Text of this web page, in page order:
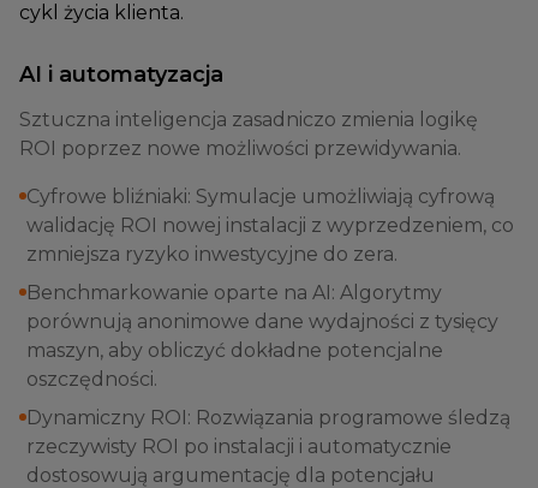
cykl życia klienta.
AI i automatyzacja
Sztuczna inteligencja zasadniczo zmienia logikę
ROI poprzez nowe możliwości przewidywania.
Cyfrowe bliźniaki: Symulacje umożliwiają cyfrową
walidację ROI nowej instalacji z wyprzedzeniem, co
zmniejsza ryzyko inwestycyjne do zera.
Benchmarkowanie oparte na AI: Algorytmy
porównują anonimowe dane wydajności z tysięcy
maszyn, aby obliczyć dokładne potencjalne
oszczędności.
Dynamiczny ROI: Rozwiązania programowe śledzą
rzeczywisty ROI po instalacji i automatycznie
dostosowują argumentację dla potencjału